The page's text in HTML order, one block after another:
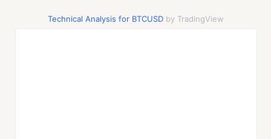
Technical Analysis for BTCUSDby TradingView